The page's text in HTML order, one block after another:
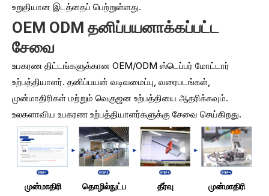
உறுதியான இடத்தைப் பெற்றுள்ளது.
OEM ODM தனிப்பயனாக்கப்பட்ட
சேவை
உபகரண திட்டங்களுக்கான OEM/ODM ஸ்டெப்பர் மோட்டார்
உற்பத்தியாளர். தனிப்பயன் வடிவமைப்பு, வரைபடங்கள்,
முன்மாதிரிகள் மற்றும் வெகுஜன உற்பத்தியை ஆதரிக்கவும்.
உலகளாவிய உபகரண உற்பத்தியாளர்களுக்கு சேவை செய்கிறது.
முன்மாதிரி
தொழில்நுட்ப
தீர்வு
முன்மாதிரி